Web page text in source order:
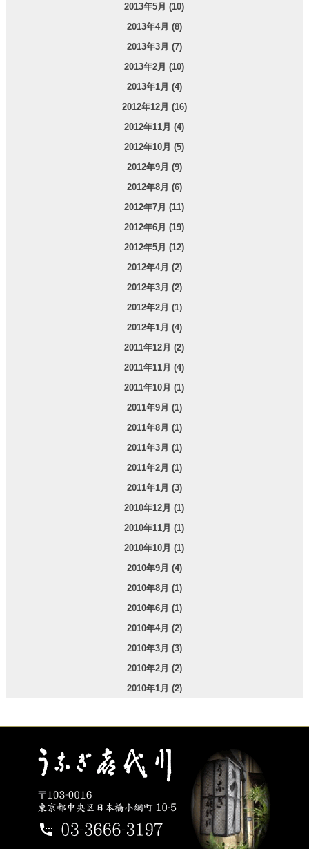
2013年5月 (10)
2013年4月 (8)
2013年3月 (7)
2013年2月 (10)
2013年1月 (4)
2012年12月 (16)
2012年11月 (4)
2012年10月 (5)
2012年9月 (9)
2012年8月 (6)
2012年7月 (11)
2012年6月 (19)
2012年5月 (12)
2012年4月 (2)
2012年3月 (2)
2012年2月 (1)
2012年1月 (4)
2011年12月 (2)
2011年11月 (4)
2011年10月 (1)
2011年9月 (1)
2011年8月 (1)
2011年3月 (1)
2011年2月 (1)
2011年1月 (3)
2010年12月 (1)
2010年11月 (1)
2010年10月 (1)
2010年9月 (4)
2010年8月 (1)
2010年6月 (1)
2010年4月 (2)
2010年3月 (3)
2010年2月 (2)
2010年1月 (2)